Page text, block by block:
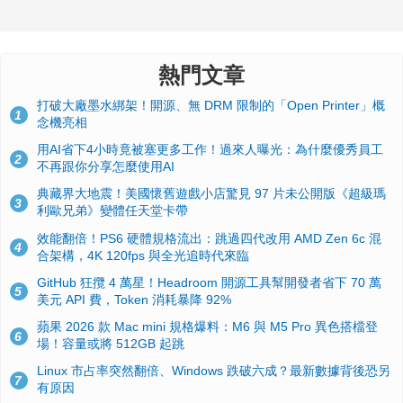
熱門文章
1
打破大廠墨水綁架！開源、無 DRM 限制的「Open Printer」概
念機亮相
2
用AI省下4小時竟被塞更多工作！過來人曝光：為什麼優秀員工
不再跟你分享怎麼使用AI
3
典藏界大地震！美國懷舊遊戲小店驚見 97 片未公開版《超級瑪
利歐兄弟》變體任天堂卡帶
4
效能翻倍！PS6 硬體規格流出：跳過四代改用 AMD Zen 6c 混
合架構，4K 120fps 與全光追時代來臨
5
GitHub 狂攬 4 萬星！Headroom 開源工具幫開發者省下 70 萬
美元 API 費，Token 消耗暴降 92%
6
蘋果 2026 款 Mac mini 規格爆料：M6 與 M5 Pro 異色搭檔登
場！容量或將 512GB 起跳
7
Linux 市占率突然翻倍、Windows 跌破六成？最新數據背後恐另
有原因